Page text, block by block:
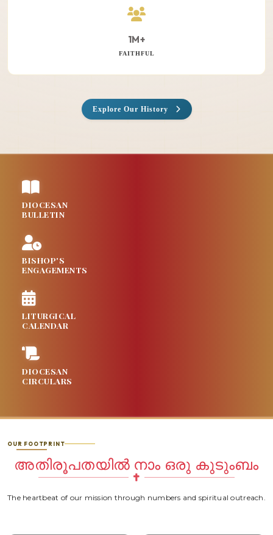
1M+
FAITHFUL
Explore Our History
DIOCESAN
BULLETIN
BISHOP'S
ENGAGEMENTS
LITURGICAL
CALENDAR
DIOCESAN
CIRCULARS
OUR FOOTPRINT
അതിരൂപതയിൽ നാം ഒരു കുടുംബം
The heartbeat of our mission through numbers and spiritual outreach.